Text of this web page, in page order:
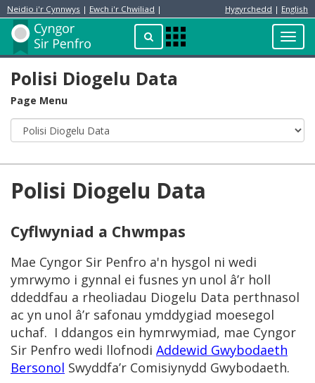
Neidio i'r Cynnwys | Ewch i'r Chwiliad | Hygyrchedd | English
ChwilioApps
Menu
Preswylydd
Polisi Diogelu Data
Page Menu
Polisi Diogelu Data
Cyflwyniad a Chwmpas
Mae Cyngor Sir Penfro a'n hysgol ni wedi
ymrwymo i gynnal ei fusnes yn unol â’r holl
ddeddfau a rheoliadau Diogelu Data perthnasol
ac yn unol â’r safonau ymddygiad moesegol
uchaf. I ddangos ein hymrwymiad, mae Cyngor
Sir Penfro wedi llofnodi Addewid Gwybodaeth
Bersonol Swyddfa’r Comisiynydd Gwybodaeth.